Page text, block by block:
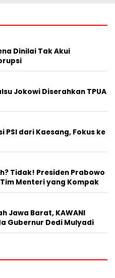
Dinilai Tak Akui
Jokowi Diserahkan TPUA
PSI dari Kaesang, Fokus ke
Tidak! Presiden Prabowo
Menteri yang Kompak
Jawa Barat, KAWANI
Gubernur Dedi Mulyadi